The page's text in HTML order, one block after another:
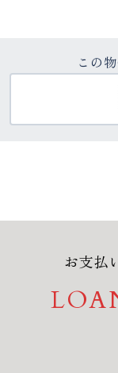
この
お支払